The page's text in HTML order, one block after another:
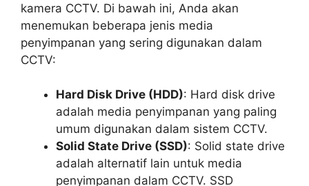
kamera CCTV. Di bawah ini, Anda akan
menemukan beberapa jenis media
penyimpanan yang sering digunakan dalam
CCTV:
Hard Disk Drive (HDD): Hard disk drive
adalah media penyimpanan yang paling
umum digunakan dalam sistem CCTV.
Solid State Drive (SSD): Solid state drive
adalah alternatif lain untuk media
penyimpanan dalam CCTV. SSD